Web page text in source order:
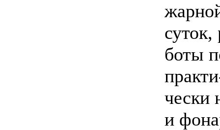
суток,
боты
чески
и